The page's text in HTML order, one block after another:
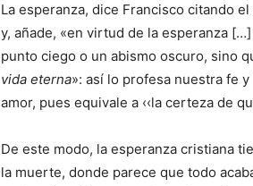
La esperanza, dice Francisco citando
y, añade, «en virtud de la esperanza
punto ciego o un abismo oscuro, sino
vida eterna»: así lo profesa nuestra fe
amor, pues equivale a ‹‹la certeza de
De este modo, la esperanza cristiana
la muerte, donde parece que todo